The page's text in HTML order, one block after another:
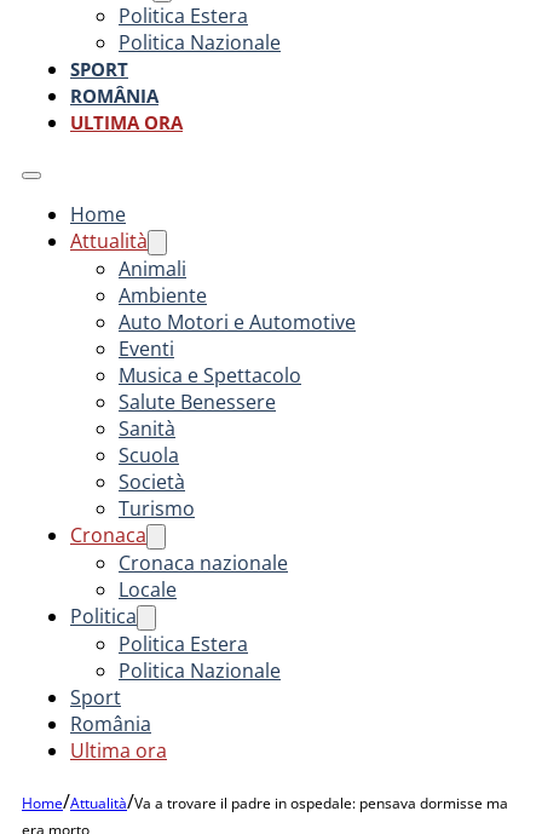
Politica Estera
Politica Nazionale
SPORT
ROMÂNIA
ULTIMA ORA
Home
Attualità
Animali
Ambiente
Auto Motori e Automotive
Eventi
Musica e Spettacolo
Salute Benessere
Sanità
Scuola
Società
Turismo
Cronaca
Cronaca nazionale
Locale
Politica
Politica Estera
Politica Nazionale
Sport
România
Ultima ora
Home/Attualità/Va a trovare il padre in ospedale: pensava dormisse ma
era morto